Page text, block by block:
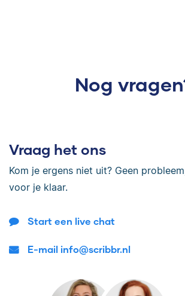
Nog
Vraag het ons
Kom je ergens niet uit? Geen
voor je klaar.
Start een live chat
E-mail info@scribbr.nl